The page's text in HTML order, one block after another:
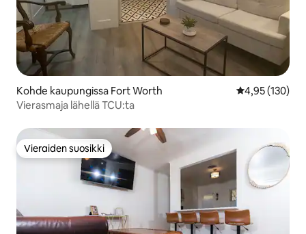
Kohde kaupungissa Fort Worth
4,95 (130)
Vierasmaja lähellä TCU:ta
Vieraiden suosikki
Vieraiden suosikki